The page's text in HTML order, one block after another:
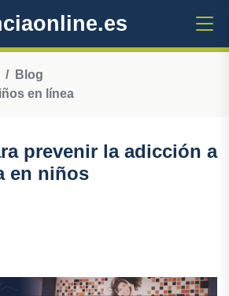
Blog
en línea
prevenir la adicción a
en niños